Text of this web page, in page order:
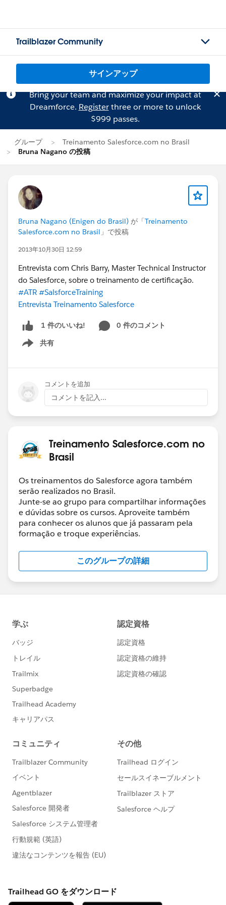
Trailblazer Community
サインアップ
Bring your team and maximize your impact at
Dreamforce. Registerthree or more to unlock
$999 passes.
グループ
Treinamento Salesforce.com no Brasil
Bruna Nagano の投稿
Bruna Nagano (Enigen do Brasil) が「Treinamento
Salesforce.com no Brasil 」で投稿
2013年10月30日 12:59
Entrevista com Chris Barry, Master Technical Instructor
do Salesforce, sobre o treinamento de certificação.
#ATR #SalsforceTraining
Entrevista Treinamento Salesforce
1 件のいいね!
0 件のコメント
共有
Show menu
コメントを追加
コメントを記入...
Treinamento Salesforce.com no
Brasil
Os treinamentos do Salesforce agora também
serão realizados no Brasil.
Junte-se ao grupo para compartilhar informações
e dúvidas sobre os cursos. Aproveite também
para conhecer os alunos que já passaram pela
formação e troque experiências.
このグループの詳細